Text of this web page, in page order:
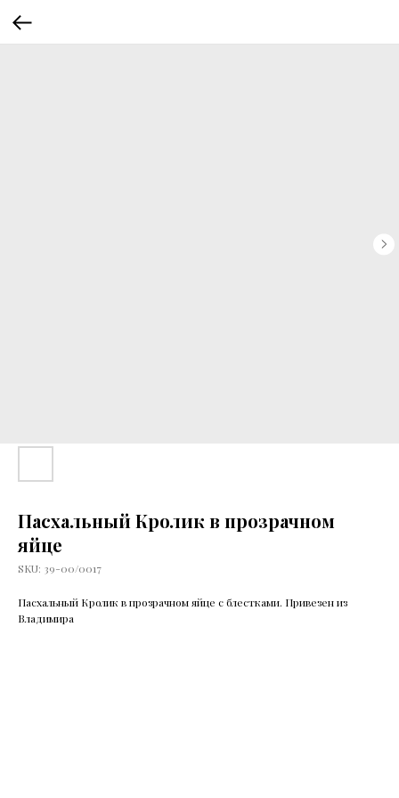
Пасхальный Кролик в прозрачном
яйце
SKU: 39-00/0017
Пасхальный Кролик в прозрачном яйце с блестками. Привезен из
Владимира